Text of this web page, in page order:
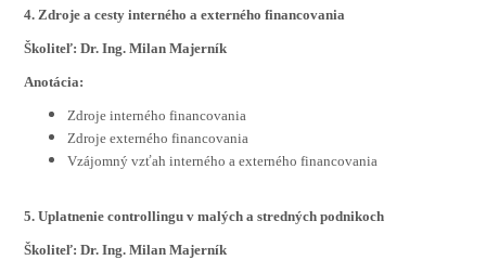
4. Zdroje a cesty interného a externého financovania
Školiteľ: Dr. Ing. Milan Majerník
Anotácia:
Zdroje interného financovania
Zdroje externého financovania
Vzájomný vzťah interného a externého financovania
5. Uplatnenie controllingu v malých a stredných podnikoch
Školiteľ: Dr. Ing. Milan Majerník